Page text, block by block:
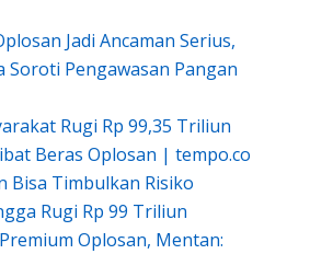
Jadi Ancaman Serius,
Soroti Pengawasan Pangan
Rugi Rp 99,35 Triliun
Beras Oplosan | tempo.co
Bisa Timbulkan Risiko
Rugi Rp 99 Triliun
Oplosan, Mentan: